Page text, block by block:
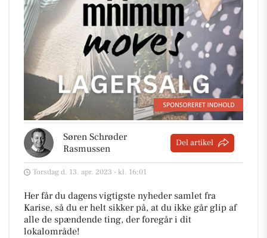
Søren Schrøder
Rasmussen
Del artikel
Torsdag d. 13. apr. 2023 - kl. 16:01
Her får du dagens vigtigste nyheder samlet fra
Karise, så du er helt sikker på, at du ikke går glip af
alle de spændende ting, der foregår i dit
lokalområde!